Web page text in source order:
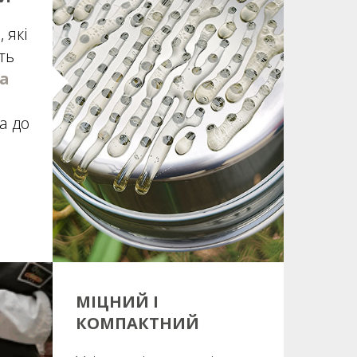
до
МІЦНИЙ І
КОМПАКТНИЙ